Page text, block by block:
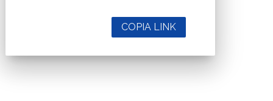
COPIA LINK